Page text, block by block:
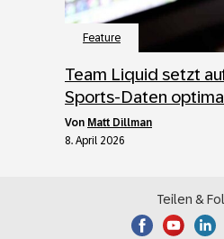
Feature
Team Liquid setzt
Sports-Daten
von Matt Dillman
8. April 2026
Teilen &